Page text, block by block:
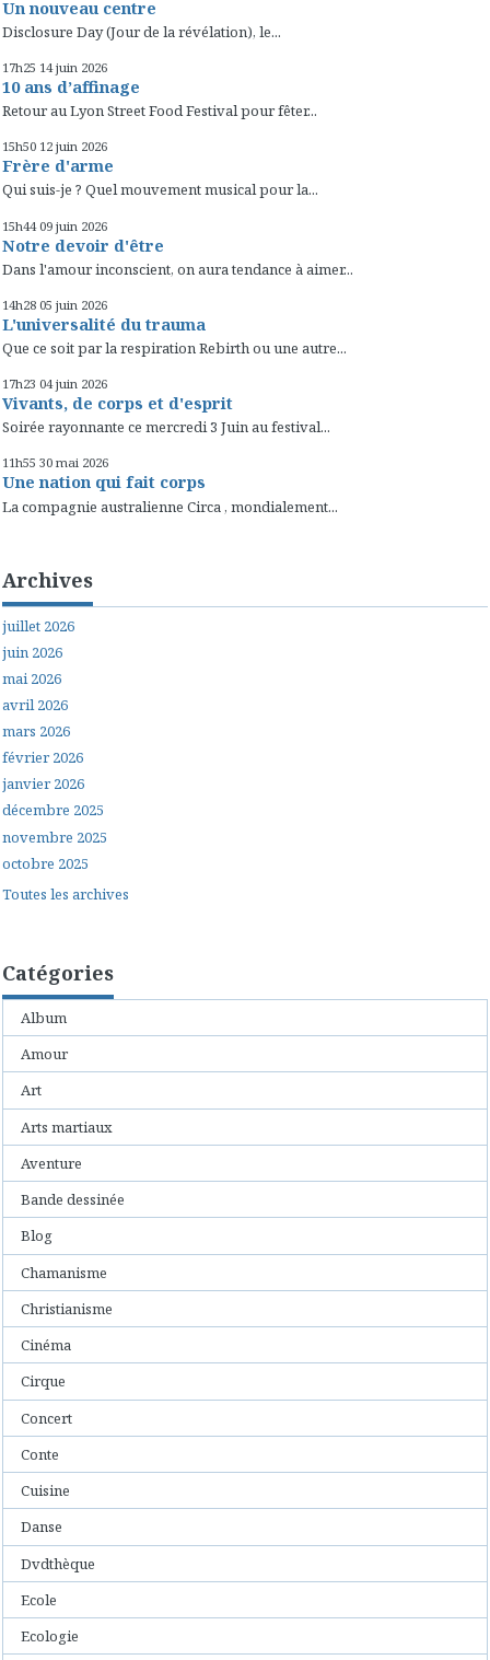
Un nouveau centre
Disclosure Day (Jour de la révélation), le...
17h25 14 juin 2026
10 ans d’affinage
Retour au Lyon Street Food Festival pour fêter...
15h50 12 juin 2026
Frère d'arme
Qui suis-je ? Quel mouvement musical pour la...
15h44 09 juin 2026
Notre devoir d'être
Dans l'amour inconscient, on aura tendance à aimer...
14h28 05 juin 2026
L'universalité du trauma
Que ce soit par la respiration Rebirth ou une autre...
17h23 04 juin 2026
Vivants, de corps et d'esprit
Soirée rayonnante ce mercredi 3 Juin au festival...
11h55 30 mai 2026
Une nation qui fait corps
La compagnie australienne Circa , mondialement...
Archives
juillet 2026
juin 2026
mai 2026
avril 2026
mars 2026
février 2026
janvier 2026
décembre 2025
novembre 2025
octobre 2025
Toutes les archives
Catégories
Album
Amour
Art
Arts martiaux
Aventure
Bande dessinée
Blog
Chamanisme
Christianisme
Cinéma
Cirque
Concert
Conte
Cuisine
Danse
Dvdthèque
Ecole
Ecologie